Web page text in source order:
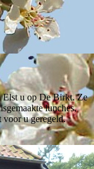
Elst u op De Birkt. Ze
lunches,
voor u geregeld.